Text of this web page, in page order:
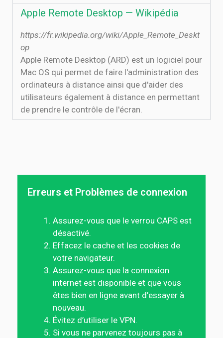
Apple Remote Desktop — Wikipédia
https://fr.wikipedia.org/wiki/Apple_Remote_Deskt
op
Apple Remote Desktop (ARD) est un logiciel pour
Mac OS qui permet de faire l'administration des
ordinateurs à distance ainsi que d'aider des
utilisateurs également à distance en permettant
de prendre le contrôle de l'écran.
Erreurs et Problèmes de connexion
Assurez-vous que le verrou CAPS est
désactivé.
Effacez le cache et les cookies de
votre navigateur.
Assurez-vous que la connexion
internet est disponible et que vous
êtes bien en ligne avant d’essayer à
nouveau.
Évitez d’utiliser le VPN.
Si vous ne parvenez toujours pas à